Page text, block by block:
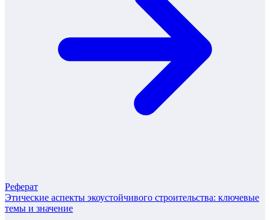
Реферат
Этические аспекты экоустойчивого строительства: ключевые
темы и значение